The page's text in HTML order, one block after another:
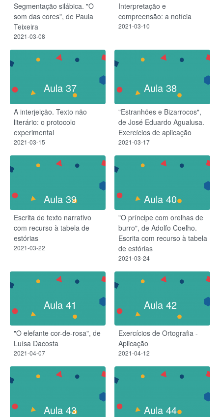
Segmentação silábica. "O
som das cores", de Paula
Teixeira
2021-03-08
Interpretação e
compreensão: a notícia
2021-03-10
Aula 37
A interjeição. Texto não
literário: o protocolo
experimental
2021-03-15
Aula 38
"Estranhões e Bizarrocos",
de José Eduardo Agualusa.
Exercícios de aplicação
2021-03-17
Aula 39
Escrita de texto narrativo
com recurso à tabela de
estórias
2021-03-22
Aula 40
"O príncipe com orelhas de
burro", de Adolfo Coelho.
Escrita com recurso à tabela
de estórias
2021-03-24
Aula 41
"O elefante cor-de-rosa", de
Luísa Dacosta
2021-04-07
Aula 42
Exercícios de Ortografia -
Aplicação
2021-04-12
Aula 43 Aula 44